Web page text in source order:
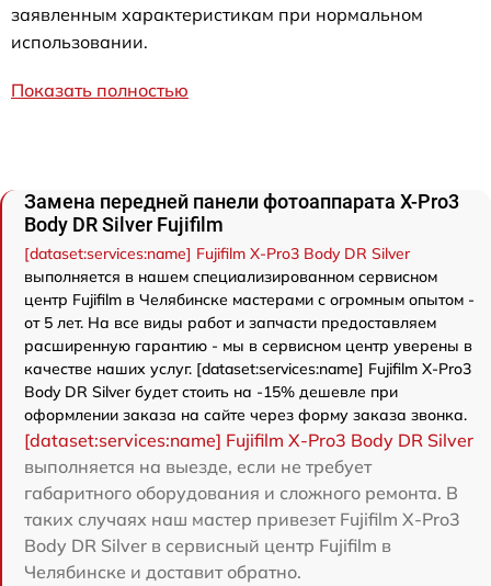
заявленным характеристикам при нормальном
использовании.
Показать полностью
Замена передней панели фотоаппарата X-Pro3
Body DR Silver Fujifilm
[dataset:services:name] Fujifilm X-Pro3 Body DR Silver
выполняется в нашем специализированном сервисном
центр Fujifilm в Челябинске мастерами с огромным опытом -
от 5 лет. На все виды работ и запчасти предоставляем
расширенную гарантию - мы в сервисном центр уверены в
качестве наших услуг. [dataset:services:name] Fujifilm X-Pro3
Body DR Silver будет стоить на -15% дешевле при
оформлении заказа на сайте через форму заказа звонка.
[dataset:services:name] Fujifilm X-Pro3 Body DR Silver
выполняется на выезде, если не требует
габаритного оборудования и сложного ремонта. В
таких случаях наш мастер привезет Fujifilm X-Pro3
Body DR Silver в сервисный центр Fujifilm в
Челябинске и доставит обратно.